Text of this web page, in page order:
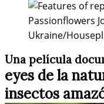
Una película
eyes de la
insectos